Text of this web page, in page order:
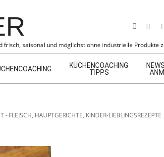
frisch, saisonal und möglichst ohne industrielle Produkte
Search
KÜCHENCOACHING
TIPPS
- FLEISCH, HAUPTGERICHTE, KINDER-LIEBLINGSREZEPTE